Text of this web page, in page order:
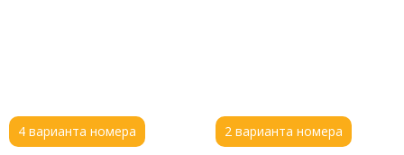
4 варианта номера 2 варианта номера